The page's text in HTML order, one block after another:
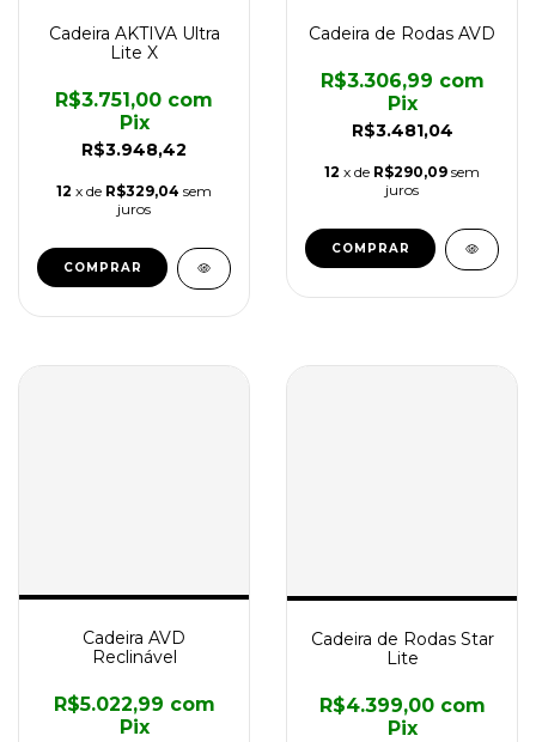
Cadeira AKTIVA Ultra
Lite X
R$3.948,42
R$3.751,00 com
Pix
12 x de R$329,04 sem
juros
COMPRAR
Cadeira de Rodas AVD
R$3.481,04
R$3.306,99 com
Pix
12 x de R$290,09 sem
juros
COMPRAR
Cadeira AVD
Reclinável
R$5.022,99 com
Pix
Cadeira de Rodas Star
Lite
R$4.399,00 com
Pix